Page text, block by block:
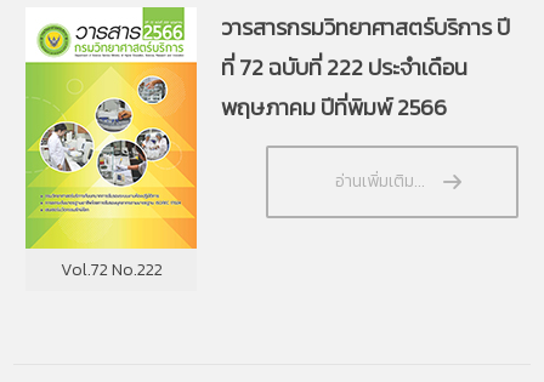
Vol.72 No.222
วารสารกรมวิทยาศาสตร์บริการ ปี
ที่ 72 ฉบับที่ 222 ประจำเดือน
พฤษภาคม ปีที่พิมพ์ 2566
อ่านเพิ่มเติม...